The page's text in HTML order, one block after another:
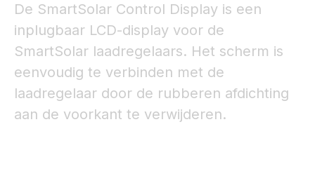
De SmartSolar Control Display is een
inplugbaar LCD-display voor de
SmartSolar laadregelaars. Het scherm is
eenvoudig te verbinden met de
laadregelaar door de rubberen afdichting
aan de voorkant te verwijderen.